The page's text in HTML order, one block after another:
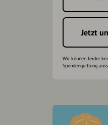
Jetzt
Wir können leider
Spendenquittung